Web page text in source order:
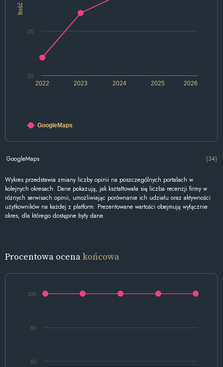
Ilość
2022 2024 2026
2023 2025
20
25
GoogleMaps
GoogleMaps (34)
Wykres przedstawia zmiany liczby opinii na poszczególnych portalach w
kolejnych okresach. Dane pokazują, jak kształtowała się liczba recenzji firmy w
różnych serwisach opinii, umożliwiając porównanie ich udziału oraz aktywności
użytkowników na każdej z platform. Prezentowane wartości obejmują wyłącznie
okres, dla którego dostępne były dane.
Procentowa ocenakońcowa
60
80
100